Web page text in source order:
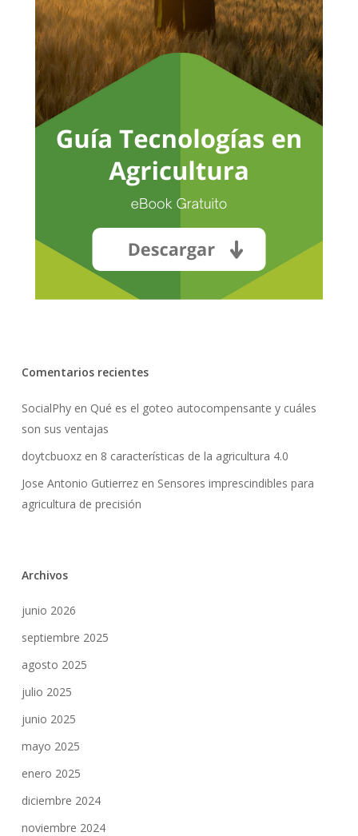
Comentarios recientes
SocialPhyen Qué es el goteo autocompensante y cuáles
son sus ventajas
doytcbuoxzen 8 características de la agricultura 4.0
Jose Antonio Gutierrezen Sensores imprescindibles para
agricultura de precisión
Archivos
junio 2026
septiembre 2025
agosto 2025
julio 2025
junio 2025
mayo 2025
enero 2025
diciembre 2024
noviembre 2024